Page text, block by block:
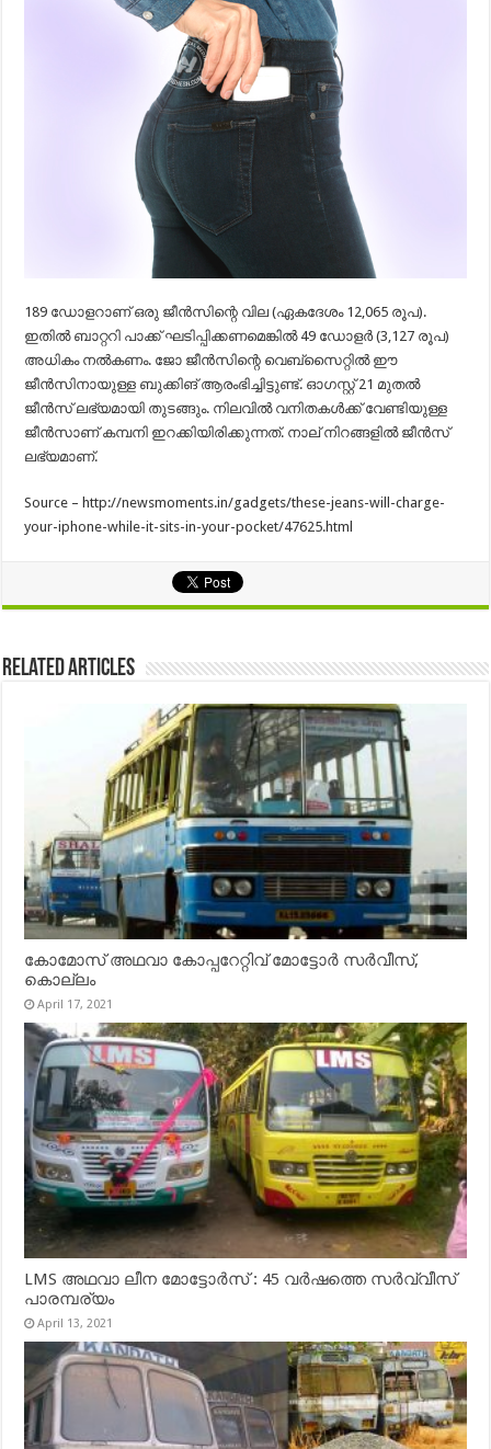
189 ഡോളറാണ് ഒരു ജീൻസിന്റെ വില (ഏകദേശം 12,065 രൂപ).
ഇതിൽ ബാറ്ററി പാക്ക് ഘടിപ്പിക്കണമെങ്കിൽ 49 ഡോളർ (3,127 രൂപ)
അധികം നൽകണം. ജോ ജീൻസിന്റെ വെബ്‌സൈറ്റിൽ ഈ
ജീൻസിനായുള്ള ബുക്കിങ് ആരംഭിച്ചിട്ടുണ്ട്. ഓഗസ്റ്റ് 21 മുതൽ
ജീൻസ് ലഭ്യമായി തുടങ്ങും. നിലവിൽ വനിതകൾക്ക് വേണ്ടിയുള്ള
ജീൻസാണ് കമ്പനി ഇറക്കിയിരിക്കുന്നത്. നാല് നിറങ്ങളിൽ ജീൻസ്
ലഭ്യമാണ്.
Source – http://newsmoments.in/gadgets/these-jeans-will-charge-
your-iphone-while-it-sits-in-your-pocket/47625.html
Related Articles
കോമോസ് അഥവാ കോപ്പറേറ്റിവ് മോട്ടോര്‍ സര്‍വീസ്,
കൊല്ലം
April 17, 2021
LMS അഥവാ ലീന മോട്ടോർസ് : 45 വർഷത്തെ സർവ്വീസ്
പാരമ്പര്യം
April 13, 2021